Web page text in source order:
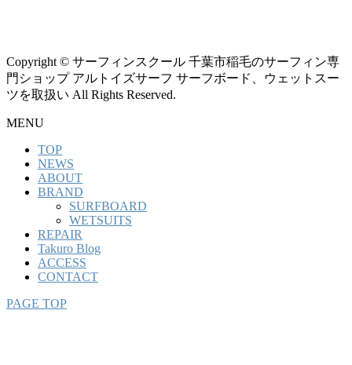
Copyright © サーフィンスクール 千葉市稲毛のサーフィン専
門ショップ アルトイズサーフ サーフボード、ウェットスー
ツを取扱い All Rights Reserved.
MENU
TOP
NEWS
ABOUT
BRAND
SURFBOARD
WETSUITS
REPAIR
Takuro Blog
ACCESS
CONTACT
PAGE TOP